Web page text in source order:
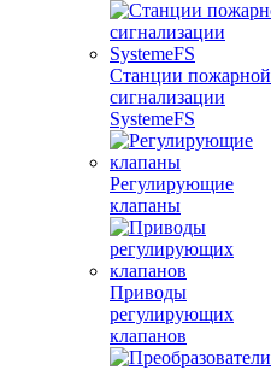
Станции пожарной
сигнализации
SystemeFS
Регулирующие
клапаны
Приводы
регулирующих
клапанов